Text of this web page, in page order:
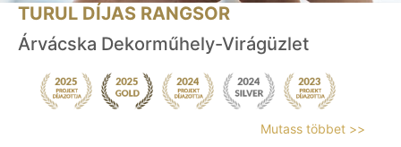
TURUL DÍJAS RANGSOR
Árvácska Dekorműhely-Virágüzlet
Mutass többet >>